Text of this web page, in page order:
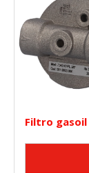
Filtro